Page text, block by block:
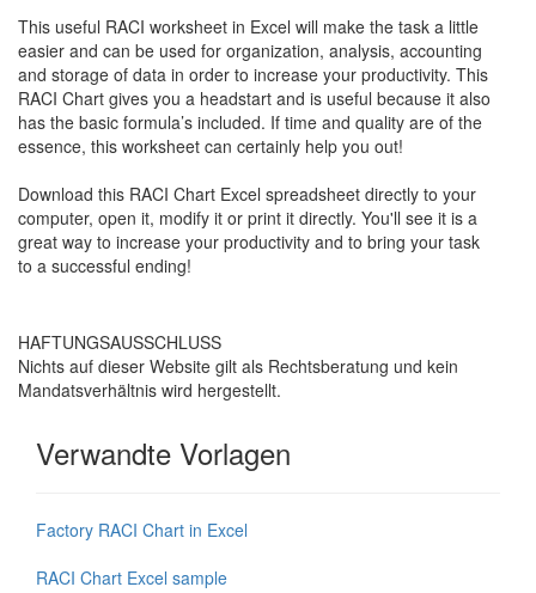
This useful RACI worksheet in Excel will make the task a little
easier and can be used for organization, analysis, accounting
and storage of data in order to increase your productivity. This
RACI Chart gives you a headstart and is useful because it also
has the basic formula’s included. If time and quality are of the
essence, this worksheet can certainly help you out!
Download this RACI Chart Excel spreadsheet directly to your
computer, open it, modify it or print it directly. You'll see it is a
great way to increase your productivity and to bring your task
to a successful ending!
HAFTUNGSAUSSCHLUSS
Nichts auf dieser Website gilt als Rechtsberatung und kein
Mandatsverhältnis wird hergestellt.
Verwandte Vorlagen
Factory RACI Chart in Excel
RACI Chart Excel sample